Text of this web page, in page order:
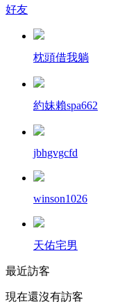
好友
枕頭借我躺
約妹賴spa662
jbhgvgcfd
winson1026
天佑宅男
最近訪客
現在還沒有訪客